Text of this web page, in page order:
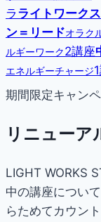
ラ ライトワークス
ン＝リードオラク
ルギーワーク2講座
エネルギーチャージ
期間限定キャン
リニューア
LIGHT WORKS
中の講座につい
らためてカウン